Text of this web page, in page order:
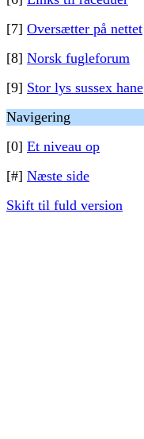
[7] Oversætter på nettet
[8] Norsk fugleforum
[9] Stor lys sussex hane
Navigering
[0] Et niveau op
[#] Næste side
Skift til fuld version